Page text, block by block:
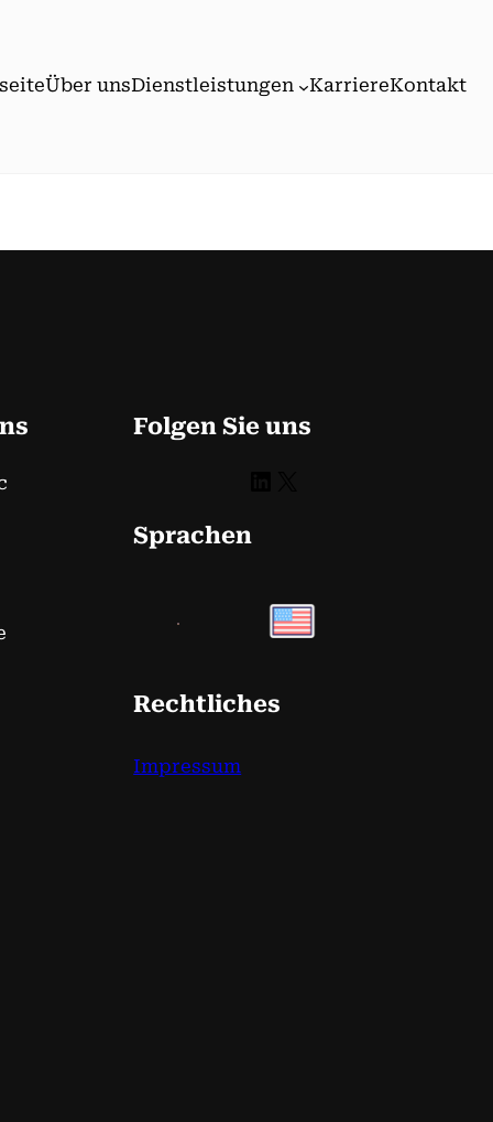
Über unsDienstleistungen KarriereKontakt
Folgen Sie uns
Sprachen
Rechtliches
Impressum